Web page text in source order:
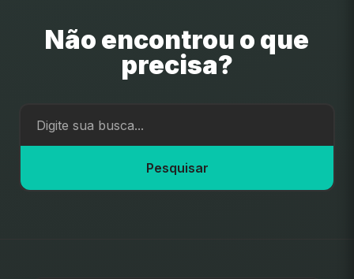
Não encontrou o que
precisa?
Pesquisar